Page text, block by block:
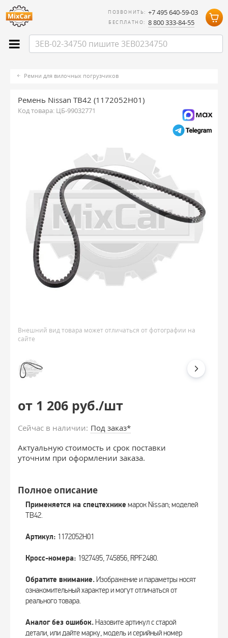
ПОЗВОНИТЬ: +7 495 640-59-03
БЕСПЛАТНО: 8 800 333-84-55
Ремни для вилочных погрузчиков
Ремень Nissan TB42 (1172052H01)
Код товара: ЦБ-99032771
Внешний вид товара может отличаться от фотографии на
сайте
от 1 206 руб./шт
Сейчас в наличии: Под заказ*
Актуальную стоимость и срок поставки
уточним при оформлении заказа.
Полное описание
Применяется на спецтехнике марок Nissan; моделей
TB42.
Артикул: 1172052H01
Кросс-номера: 1927495, 745856, RPF2480.
Обратите внимание.Изображение и параметры носят
ознакомительный характер и могут отличаться от
реального товара.
Аналог без ошибок.Назовите артикул с старой
детали, или дайте марку, модель и серийный номер